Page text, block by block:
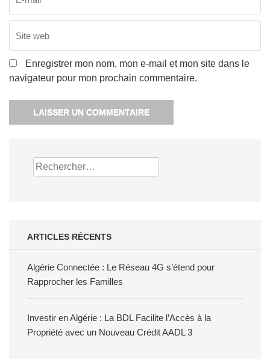
Enregistrer mon nom, mon e-mail et mon site dans le
navigateur pour mon prochain commentaire.
Rechercher :
ARTICLES RÉCENTS
Algérie Connectée : Le Réseau 4G s’étend pour
Rapprocher les Familles
Investir en Algérie : La BDL Facilite l’Accès à la
Propriété avec un Nouveau Crédit AADL 3